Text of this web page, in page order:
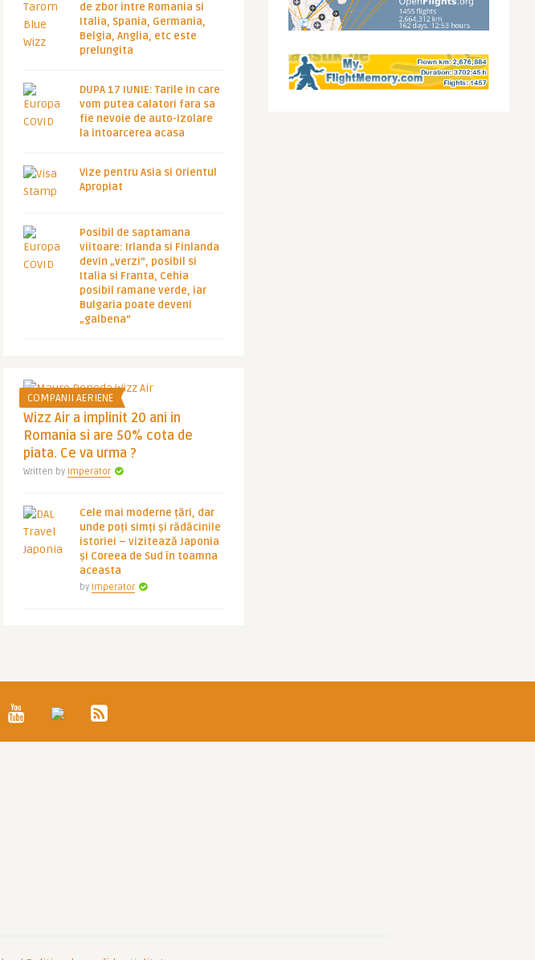
de zbor intre Romania si
Italia, Spania, Germania,
Belgia, Anglia, etc este
prelungita
DUPA 17 IUNIE: Tarile in care
vom putea calatori fara sa
fie nevoie de auto-izolare
la intoarcerea acasa
Vize pentru Asia si Orientul
Apropiat
Posibil de saptamana
viitoare: Irlanda si Finlanda
devin „verzi”, posibil si
Italia si Franta, Cehia
posibil ramane verde, iar
Bulgaria poate deveni
„galbena”
COMPANII AERIENE
Wizz Air a implinit 20 ani in
Romania si are 50% cota de
piata. Ce va urma ?
Written by Imperator
Cele mai moderne țări, dar
unde poți simți și rădăcinile
istoriei – vizitează Japonia
și Coreea de Sud în toamna
aceasta
by Imperator